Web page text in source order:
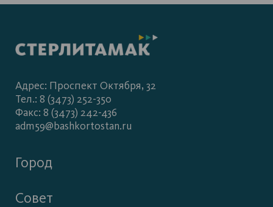
Адрес: Проспект Октября, 32
Тел.: 8 (3473) 252-350
Факс: 8 (3473) 242-436
adm59@bashkortostan.ru
Город
Совет